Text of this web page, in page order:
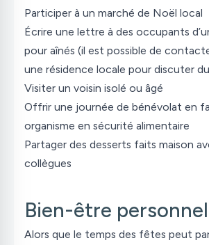
Participer à un marché de Noël local
Écrire une lettre à des occupants
pour aînés (il est possible de
une résidence locale pour discuter
Visiter un voisin isolé ou âgé
Offrir une journée de bénévolat en
organisme en sécurité alimentaire
Partager des desserts faits maison
collègues
Bien-être personnel
Alors que le temps des fêtes peut